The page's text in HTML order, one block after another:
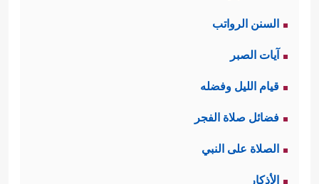
السنن الرواتب
آيات الصبر
قيام الليل وفضله
فضائل صلاة الفجر
الصلاة على النبي
الأذكار